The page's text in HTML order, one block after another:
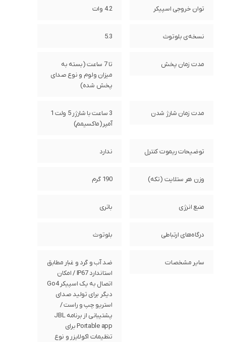
توان خروجی اسپیکر 4.2 وات
نسخه‌ی بلوتوث 5.3
مدت زمان پخش
تا 7 ساعت (بسته به
میزان ولوم و نوع صدای
پخش شده)
مدت زمان شارژ شدن
3 ساعت با شارژر 5 ولت 1
آمپر(ماکسیمم)
توضیحات ریموت کنترل ندارد
وزن هر ستلایت (تکه) 190 گرم
منبع انرژی باتری
درگاه‌های ارتباطی بلوتوث
سایر مشخصات
ضد آب و گرد و غبار مطابق
استاندارد IP67 / امکان
اتصال به یک اسپیکر Go4
دیگر برای تولید صدای
استریو چپ و راست /
پشتیبانی از برنامه JBL
Portable app برای
تنظیمات اکولایزر و نوع